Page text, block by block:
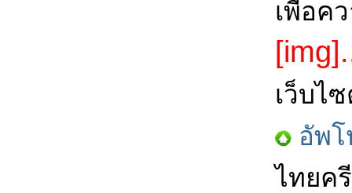
เพื่อค
เว็บไ
อัพ
ไทยค